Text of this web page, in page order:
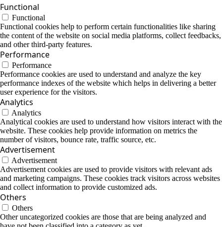
Functional
Functional
Functional cookies help to perform certain functionalities like sharing
the content of the website on social media platforms, collect feedbacks,
and other third-party features.
Performance
Performance
Performance cookies are used to understand and analyze the key
performance indexes of the website which helps in delivering a better
user experience for the visitors.
Analytics
Analytics
Analytical cookies are used to understand how visitors interact with the
website. These cookies help provide information on metrics the
number of visitors, bounce rate, traffic source, etc.
Advertisement
Advertisement
Advertisement cookies are used to provide visitors with relevant ads
and marketing campaigns. These cookies track visitors across websites
and collect information to provide customized ads.
Others
Others
Other uncategorized cookies are those that are being analyzed and